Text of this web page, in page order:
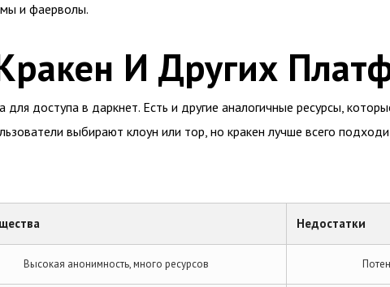
и фаерволы.
И Других
доступа в даркнет. Есть и другие аналогичные ресурсы,
выбирают клоун или тор, но кракен лучше всего
Недостатки
Высокая анонимность, много ресурсов